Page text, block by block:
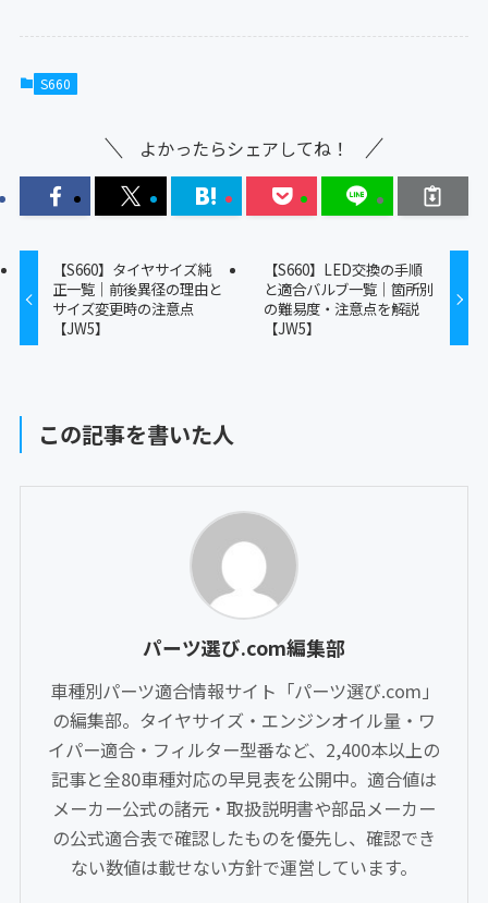
S660
よかったらシェアしてね！
【S660】タイヤサイズ純
正一覧｜前後異径の理由と
サイズ変更時の注意点
【JW5】
【S660】LED交換の手順
と適合バルブ一覧｜箇所別
の難易度・注意点を解説
【JW5】
この記事を書いた人
パーツ選び.com編集部
車種別パーツ適合情報サイト「パーツ選び.com」
の編集部。タイヤサイズ・エンジンオイル量・ワ
イパー適合・フィルター型番など、2,400本以上の
記事と全80車種対応の早見表を公開中。適合値は
メーカー公式の諸元・取扱説明書や部品メーカー
の公式適合表で確認したものを優先し、確認でき
ない数値は載せない方針で運営しています。